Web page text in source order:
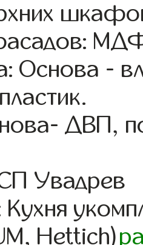
Основа -
ДВП,
Увадрев
Hettich)